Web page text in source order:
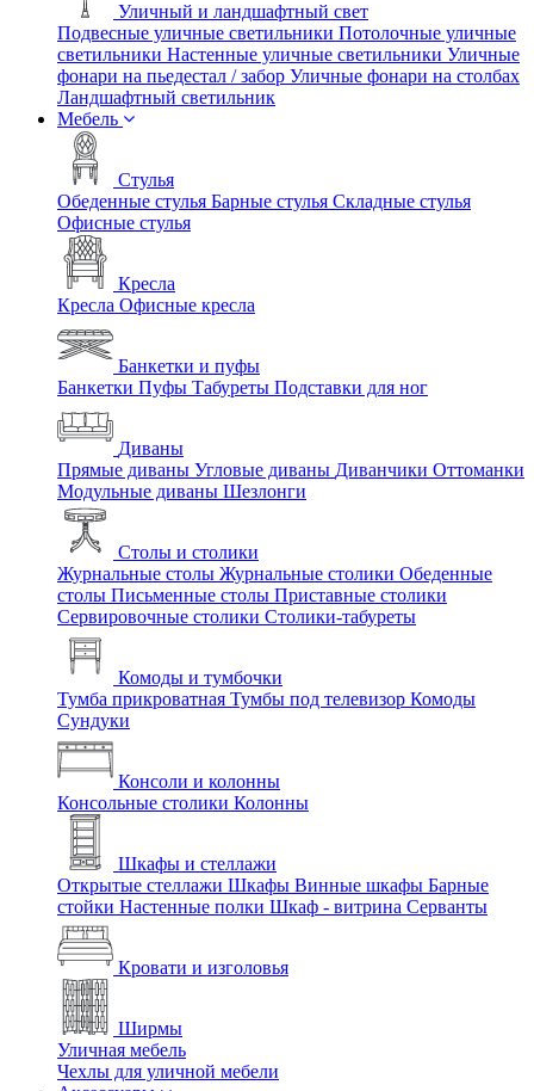
Уличный и ландшафтный свет
Подвесные уличные светильники Потолочные уличные
светильники Настенные уличные светильники Уличные
фонари на пьедестал / забор Уличные фонари на столбах
Ландшафтный светильник
Мебель
Стулья
Обеденные стулья Барные стулья Складные стулья
Офисные стулья
Кресла
Кресла Офисные кресла
Банкетки и пуфы
Банкетки Пуфы Табуреты Подставки для ног
Диваны
Прямые диваны Угловые диваны Диванчики Оттоманки
Модульные диваны Шезлонги
Столы и столики
Журнальные столы Журнальные столики Обеденные
столы Письменные столы Приставные столики
Сервировочные столики Столики-табуреты
Комоды и тумбочки
Тумба прикроватная Тумбы под телевизор Комоды
Сундуки
Консоли и колонны
Консольные столики Колонны
Шкафы и стеллажи
Открытые стеллажи Шкафы Винные шкафы Барные
стойки Настенные полки Шкаф - витрина Серванты
Кровати и изголовья
Ширмы
Уличная мебель
Чехлы для уличной мебели